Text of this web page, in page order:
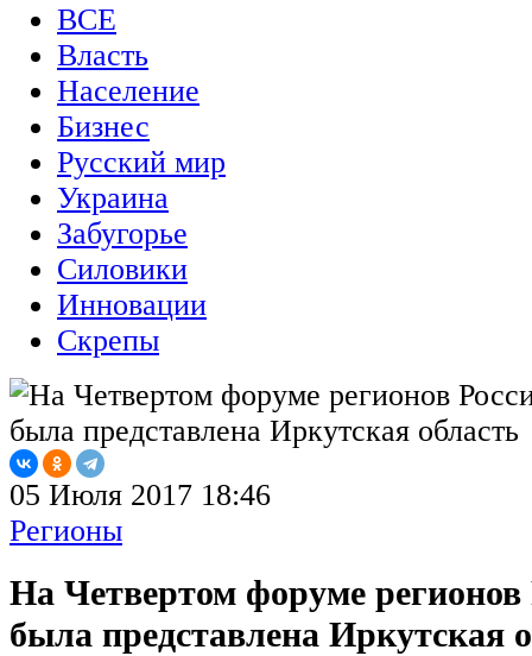
ВСЕ
Власть
Население
Бизнес
Русский мир
Украина
Забугорье
Силовики
Инновации
Скрепы
05 Июля 2017 18:46
Регионы
На Четвертом форуме регионов
была представлена Иркутская